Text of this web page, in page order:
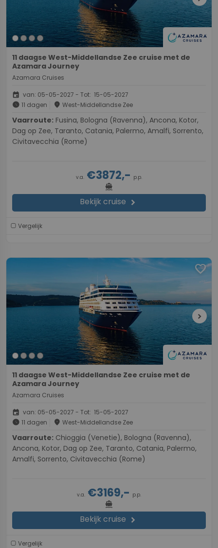
11 daagse West-Middellandse Zee cruise met de
Azamara Journey
Azamara Cruises
event van: 05-05-2027 - Tot: 15-05-2027
schedule 11 dagen place West-Middellandse Zee
Vaarroute:
Dag op Zee, Taranto, Catania, Palermo, Amalfi, Sorrento,
Civitavecchia (Rome)
v.a. €3872,- p.p.
directions_boat
Bekijk cruise chevron_right
Vergelijk
favorite
chevron_right
11 daagse West-Middellandse Zee cruise met de
Azamara Journey
Azamara Cruises
event van: 05-05-2027 - Tot: 15-05-2027
schedule 11 dagen place West-Middellandse Zee
Vaarroute:
Ancona, Kotor, Dag op Zee, Taranto, Catania, Palermo,
Amalfi, Sorrento, Civitavecchia (Rome)
v.a. €3169,- p.p.
directions_boat
Bekijk cruise chevron_right
Vergelijk